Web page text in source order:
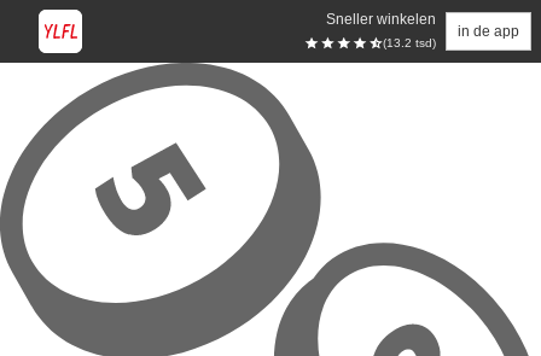
Sneller winkelen
(13.2 tsd)
in de app
Overslaan naar hoofdinhoud